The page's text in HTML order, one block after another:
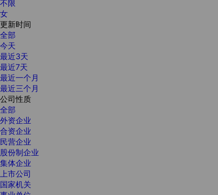
不限
女
更新时间
全部
今天
最近3天
最近7天
最近一个月
最近三个月
公司性质
全部
外资企业
合资企业
民营企业
股份制企业
集体企业
上市公司
国家机关